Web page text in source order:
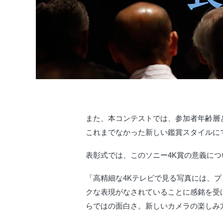
また、本コンテストでは、参加者年齢
これまでなかった新しい鑑賞スタイル
表彰式では、このソニー4K賞の意義に
「高精細な4Kテレビで見る写真には、
クな表現がなされていることに感銘を
らではの面白さ。新しいカメラの楽し